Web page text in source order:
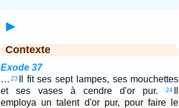
►
Contexte
Exode 37
… 23
Il fit ses sept lampes, ses mouchettes
et ses vases à cendre d'or pur.
24
employa un talent d'or pur, pour faire le